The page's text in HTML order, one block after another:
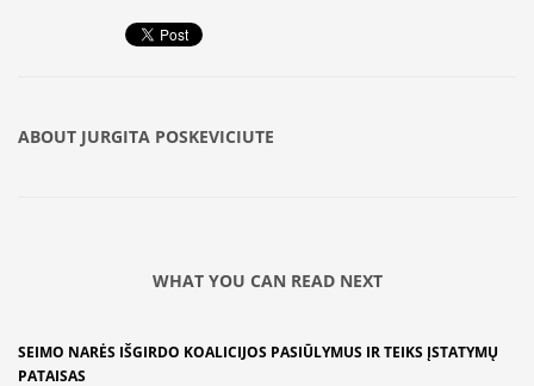
ABOUT JURGITA POSKEVICIUTE
WHAT YOU CAN READ NEXT
SEIMO NARĖS IŠGIRDO KOALICIJOS PASIŪLYMUS IR TEIKS ĮSTATYMŲ
PATAISAS